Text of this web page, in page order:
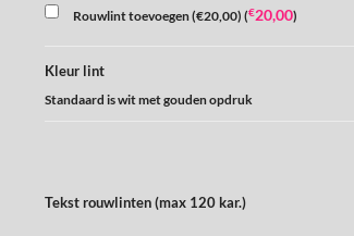
Rouwlint toevoegen (€20,00) (€20,00)
Kleur lint
Standaard is wit met gouden opdruk
Tekst rouwlinten (max 120 kar.)